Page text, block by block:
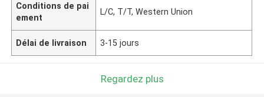
Conditions de pai
ement
L/C, T/T, Western Union
Délai de livraison 3-15 jours
Regardez plus